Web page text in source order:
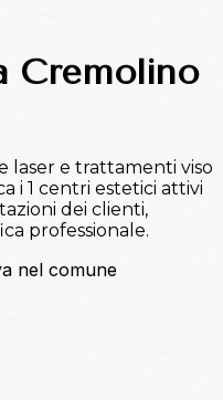
Cremolino
laser e trattamenti viso
i 1 centri estetici attivi
dei clienti,
professionale.
nel comune